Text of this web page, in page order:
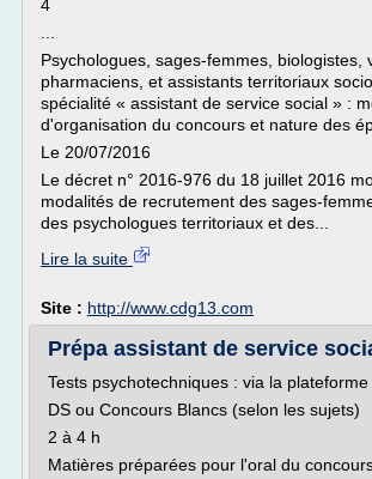
4
Psychologues, sages-femmes, biologistes,
pharmaciens, et assistants territoriaux
spécialité « assistant de service social » :
d'organisation du concours et nature des
Le 20/07/2016
Le décret n° 2016-976 du 18 juillet 2016
modalités de recrutement des sages-
des psychologues territoriaux et des...
Lire la suite
Site : http://www.cdg13.com
Prépa assistant de service
Tests psychotechniques : via la
DS ou Concours Blancs (selon les sujets)
2 à 4 h
Matières préparées pour l'oral du